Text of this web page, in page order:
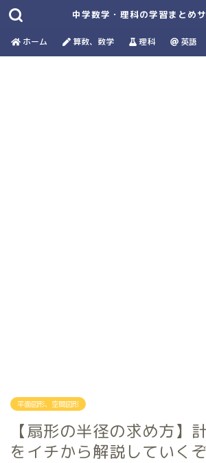
中学数学・理科の学習まとめサ
ホーム 算数、数学 理科 英語
平面図形、空間図形
【扇形の半径の求め方】
をイチから解説していくぞ